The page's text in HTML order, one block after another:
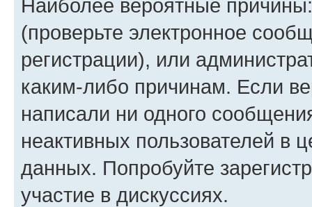
Наиболее вероятные
(проверьте электронное
регистрации), или
каким-либо причинам. Если
написали ни одного
неактивных пользователей в
данных. Попробуйте
участие в дискуссиях.